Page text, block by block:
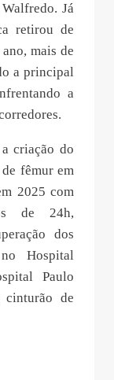
Já
retirou de
mais de
a principal
a
criação do
fêmur em
2025 com
de 24h,
dos
Hospital
Paulo
de